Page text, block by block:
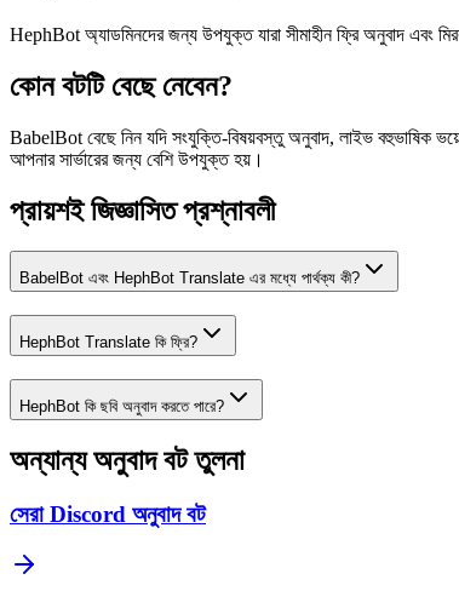
HephBot অ্যাডমিনদের জন্য উপযুক্ত যারা সীমাহীন ফ্রি অনুবাদ এবং
কোন বটটি বেছে নেবেন?
BabelBot বেছে নিন যদি সংযুক্তি-বিষয়বস্তু অনুবাদ, লাইভ বহুভাষিক
আপনার সার্ভারের জন্য বেশি উপযুক্ত হয়।
প্রায়শই জিজ্ঞাসিত প্রশ্নাবলী
BabelBot এবং HephBot Translate এর মধ্যে পার্থক্য কী?
HephBot Translate কি ফ্রি?
HephBot কি ছবি অনুবাদ করতে পারে?
অন্যান্য অনুবাদ বট তুলনা
সেরা Discord অনুবাদ বট